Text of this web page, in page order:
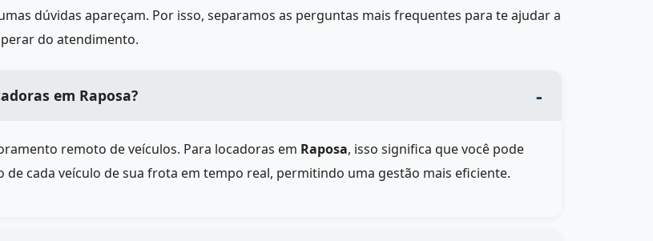
dúvidas apareçam. Por isso, separamos as perguntas mais frequentes para te ajudar a
do atendimento.
em Raposa?
remoto de veículos. Para locadoras em Raposa, isso significa que você pode
cada veículo de sua frota em tempo real, permitindo uma gestão mais eficiente.